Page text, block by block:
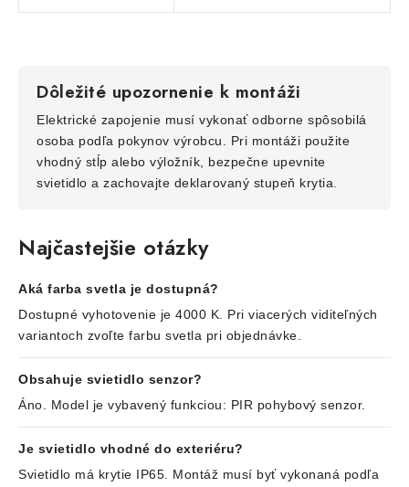
Dôležité upozornenie k montáži
Elektrické zapojenie musí vykonať odborne spôsobilá
osoba podľa pokynov výrobcu. Pri montáži použite
vhodný stĺp alebo výložník, bezpečne upevnite
svietidlo a zachovajte deklarovaný stupeň krytia.
Najčastejšie otázky
Aká farba svetla je dostupná?
Dostupné vyhotovenie je 4000 K. Pri viacerých viditeľných
variantoch zvoľte farbu svetla pri objednávke.
Obsahuje svietidlo senzor?
Áno. Model je vybavený funkciou: PIR pohybový senzor.
Je svietidlo vhodné do exteriéru?
Svietidlo má krytie IP65. Montáž musí byť vykonaná podľa